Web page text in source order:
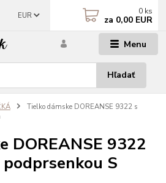
Menu
EUR
Hľadať
0 ks
za 0,00 EUR
Tielko dámske DOREANSE 9322 s
DOREANSE 9322
S